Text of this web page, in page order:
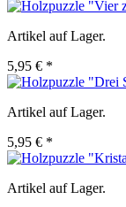
Artikel auf Lager.
5,95 € *
Artikel auf Lager.
5,95 € *
Artikel auf Lager.